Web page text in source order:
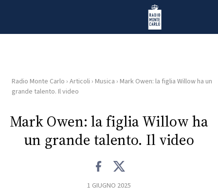
Radio Monte Carlo
HOME
RADIO
WEB
Radio Monte Carlo › Articoli › Musica › Mark Owen: la figlia Willow ha un
grande talento. Il video
Mark Owen: la figlia Willow ha
un grande talento. Il video
1 GIUGNO 2025